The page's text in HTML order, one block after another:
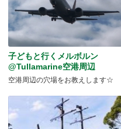
子どもと行くメルボルン
@Tullamarine空港周辺
空港周辺の穴場をお教えします☆